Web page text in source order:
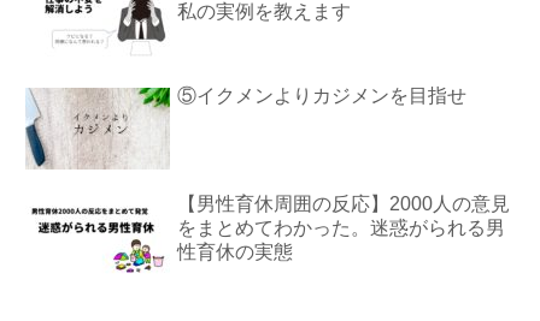
私の実例を教えます
⑤イクメンよりカジメンを目指せ
【男性育休周囲の反応】2000人の意見
をまとめてわかった。迷惑がられる男
性育休の実態